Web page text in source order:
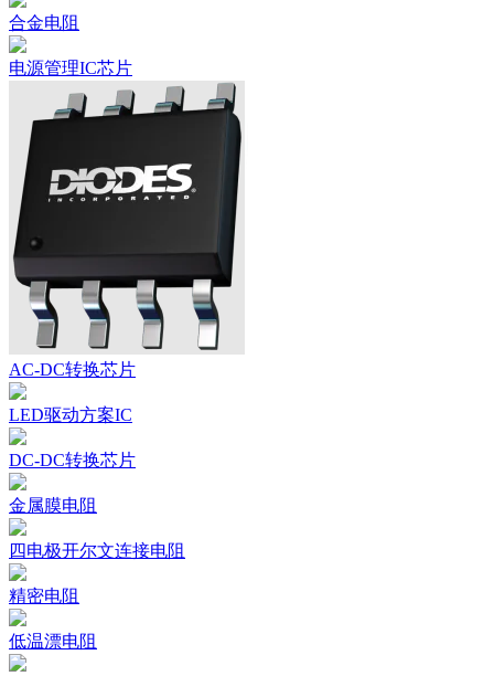
合金电阻
电源管理IC芯片
AC-DC转换芯片
LED驱动方案IC
DC-DC转换芯片
金属膜电阻
四电极开尔文连接电阻
精密电阻
低温漂电阻